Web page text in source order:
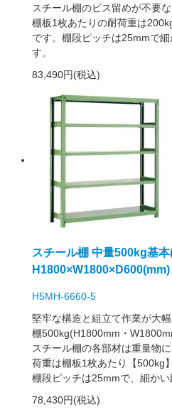
スチール棚のビス留めが不要
棚板1枚あたりの耐荷重は
です。棚段ピッチは25mmで
す。
83,490円(税込)
スチール棚 中量500kg基
H5MH-6660-5
堅牢な構造と組立て作業が大
棚500kg(H1800mm・
スチール棚の各部材は重量物
荷重は棚板1枚あたり【500kg】
棚段ピッチは25mmで、細かい
78,430円(税込)